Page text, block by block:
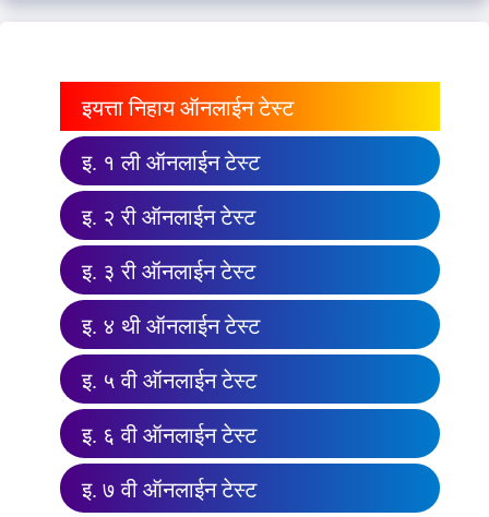
इयत्ता निहाय ऑनलाईन टेस्ट
इ. १ ली ऑनलाईन टेस्ट
इ. २ री ऑनलाईन टेस्ट
इ. ३ री ऑनलाईन टेस्ट
इ. ४ थी ऑनलाईन टेस्ट
इ. ५ वी ऑनलाईन टेस्ट
इ. ६ वी ऑनलाईन टेस्ट
इ. ७ वी ऑनलाईन टेस्ट